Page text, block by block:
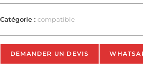
Catégorie : compatible
DEMANDER UN DEVIS